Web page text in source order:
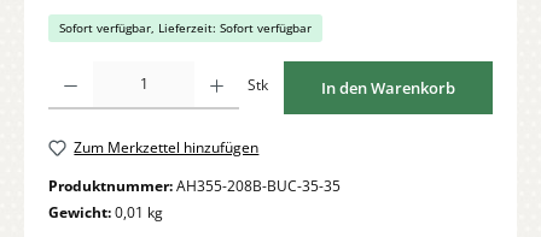
Sofort verfügbar, Lieferzeit: Sofort verfügbar
Stk In den Warenkorb
Zum Merkzettel hinzufügen
Produktnummer:AH355-208B-BUC-35-35
Gewicht:0,01 kg